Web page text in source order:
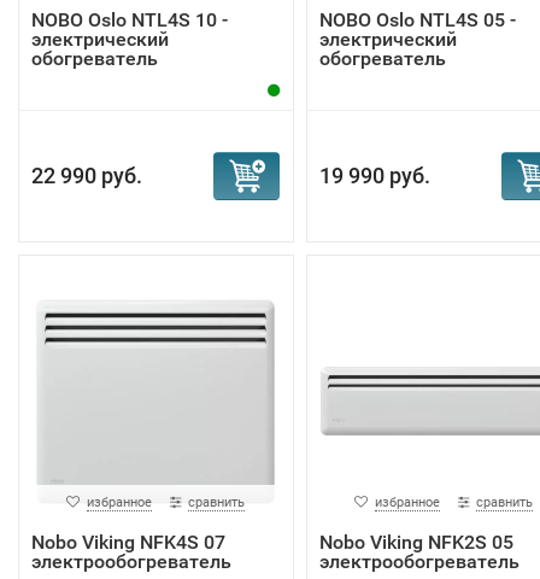
NOBO Oslo NTL4S 10 -
электрический
обогреватель
22 990 руб.
NOBO Oslo NTL4S 05 -
электрический
обогреватель
19 990 руб.
избранное сравнить
Nobo Viking NFK4S 07
электрообогреватель
избранное сравнить
Nobo Viking NFK2S 05
электрообогреватель